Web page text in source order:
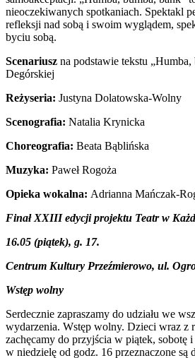
nieoczekiwanych spotkaniach. Spektakl
refleksji nad sobą i swoim wyglądem,
byciu sobą.
Scenariusz na podstawie tekstu
Degórskiej
Reżyseria: Justyna Dolatowska-Wolny
Scenografia: Natalia Krynicka
Choreografia: Beata Bąblińska
Muzyka: Paweł Rogoża
Opieka wokalna: Adrianna Mańczak-
Finał XXIII edycji projektu Teatr w
16.05 (piątek), g. 17.
Centrum Kultury Przeźmierowo, ul.
Wstęp wolny
Serdecznie zapraszamy do udziału we
wydarzenia. Wstęp wolny. Dzieci wraz z
zachęcamy do przyjścia w piątek, sobotę
w niedzielę od godz. 16 przeznaczone są